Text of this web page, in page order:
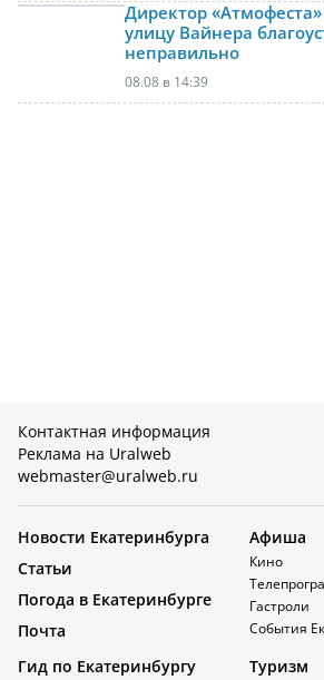
Директор
улицу Вайнера
неправильно
08.08 в 14:39
Контактная информация
Реклама на Uralweb
webmaster@uralweb.ru
Новости Екатеринбурга
Статьи
Погода в Екатеринбурге
Почта
Афиша
Кино
Гастроли
События
Гид по Екатеринбургу Туризм